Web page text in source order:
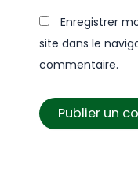
Enregistrer
site dans le
commentaire.